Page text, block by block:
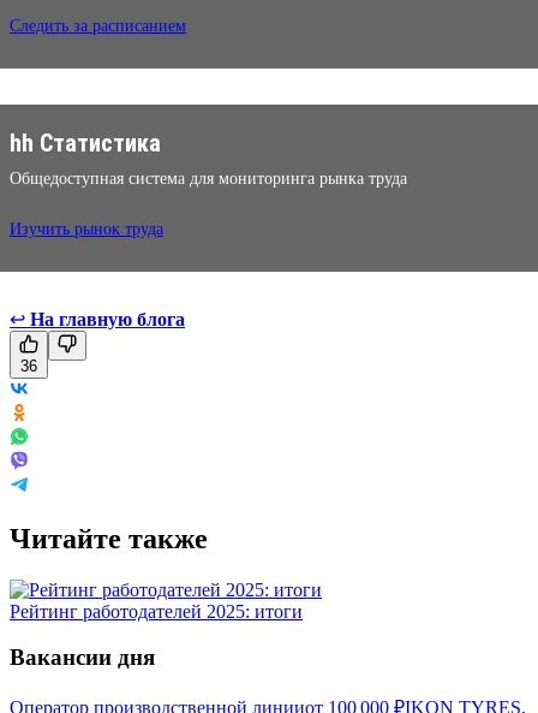
Следить за расписанием
hh Статистика
Общедоступная система для мониторинга рынка труда
Изучить рынок труда
↩ На главную блога
36
Читайте также
Рейтинг работодателей 2025: итоги
Вакансии дня
Оператор производственной линииот 100 000 ₽IKON TYRES,